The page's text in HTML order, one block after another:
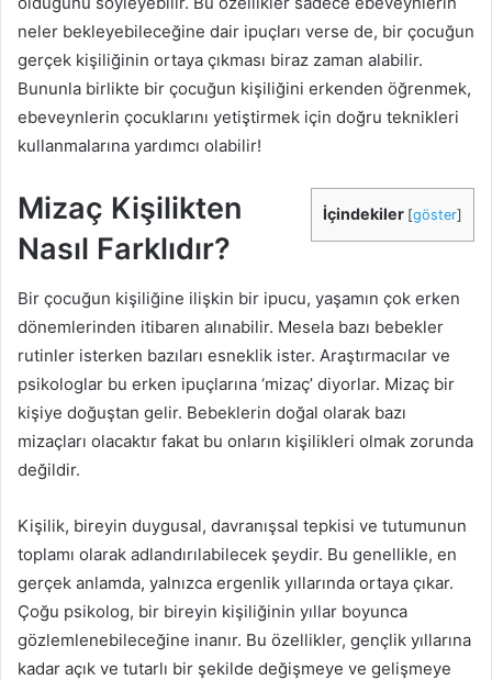
neler bekleyebileceğine dair ipuçları verse de, bir çocuğun
gerçek kişiliğinin ortaya çıkması biraz zaman alabilir.
Bununla birlikte bir çocuğun kişiliğini erkenden öğrenmek,
ebeveynlerin çocuklarını yetiştirmek için doğru teknikleri
kullanmalarına yardımcı olabilir!
İçindekiler [göster]
Mizaç Kişilikten
Nasıl Farklıdır?
Bir çocuğun kişiliğine ilişkin bir ipucu, yaşamın çok erken
dönemlerinden itibaren alınabilir. Mesela bazı bebekler
rutinler isterken bazıları esneklik ister. Araştırmacılar ve
psikologlar bu erken ipuçlarına ‘mizaç’ diyorlar. Mizaç bir
kişiye doğuştan gelir. Bebeklerin doğal olarak bazı
mizaçları olacaktır fakat bu onların kişilikleri olmak zorunda
değildir.
Kişilik, bireyin duygusal, davranışsal tepkisi ve tutumunun
toplamı olarak adlandırılabilecek şeydir. Bu genellikle, en
gerçek anlamda, yalnızca ergenlik yıllarında ortaya çıkar.
Çoğu psikolog, bir bireyin kişiliğinin yıllar boyunca
gözlemlenebileceğine inanır. Bu özellikler, gençlik yıllarına
kadar açık ve tutarlı bir şekilde değişmeye ve gelişmeye